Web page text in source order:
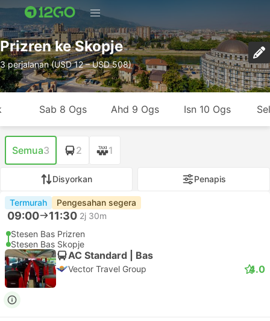
Prizren ke Skopje
3 perjalanan (USD 12 – USD 508)
Sab 8 Ogs Ahd 9 Ogs Isn 10 Ogs
Semua3 2 1
Disyorkan Penapis
Termurah Pengesahan segera
09:00 11:30 2j 30m
Stesen Bas Prizren
Stesen Bas Skopje
AC Standard | Bas
Vector Travel Group 4.0